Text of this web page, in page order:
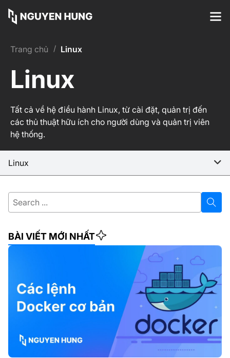
Trang chủ / Linux
Linux
Tất cả về hệ điều hành Linux, từ cài đặt, quản trị đến
các thủ thuật hữu ích cho người dùng và quản trị viên
hệ thống.
Linux
Search
BÀI VIẾT MỚI NHẤT